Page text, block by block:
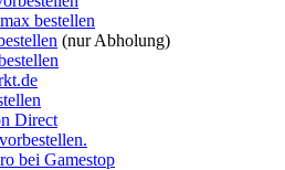
bestellen
(nur Abholung)
Direct
bei Gamestop